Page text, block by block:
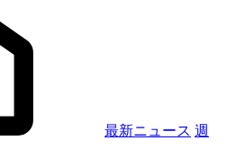
最新ニュース 週